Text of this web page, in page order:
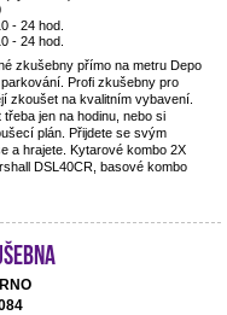
- 24 hod.
- 24 hod.
zkušebny přímo na metru Depo
Profi zkušebny pro
zkoušet na kvalitním vybavení.
jen na hodinu, nebo si
plán. Přijdete se svým
a hrajete. Kytarové kombo 2X
DSL40CR, basové kombo